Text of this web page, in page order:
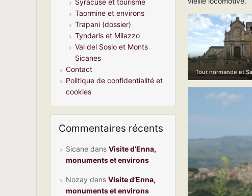
Tour normande et
Syracuse et tourisme
Taormine et environs
Trapani (dossier)
Tyndaris et Milazzo
Val del Sosio et Monts
Sicanes
Contact
Politique de confidentialité et
cookies
Commentaires récents
Sicane dansVisite d’Enna,
monuments et environs
Nozay dansVisite d’Enna,
monuments et environs